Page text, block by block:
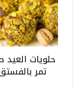
حلويات
تمر